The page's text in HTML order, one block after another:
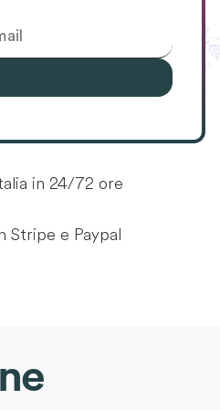
in 24/72 ore
Stripe e Paypal